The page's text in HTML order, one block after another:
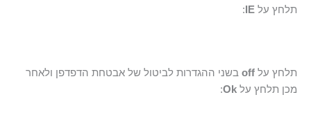
תלחץ על IE
:
תלחץ על off בשני ההגדרות לביטול של אבטחת הדפדפן ולאחר
מכן תלחץ על Ok
: